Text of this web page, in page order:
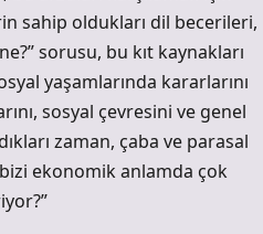
sahip oldukları dil becerileri,
sorusu, bu kıt kaynakları
yaşamlarında kararlarını
sosyal çevresini ve genel
zaman, çaba ve parasal
ekonomik anlamda çok